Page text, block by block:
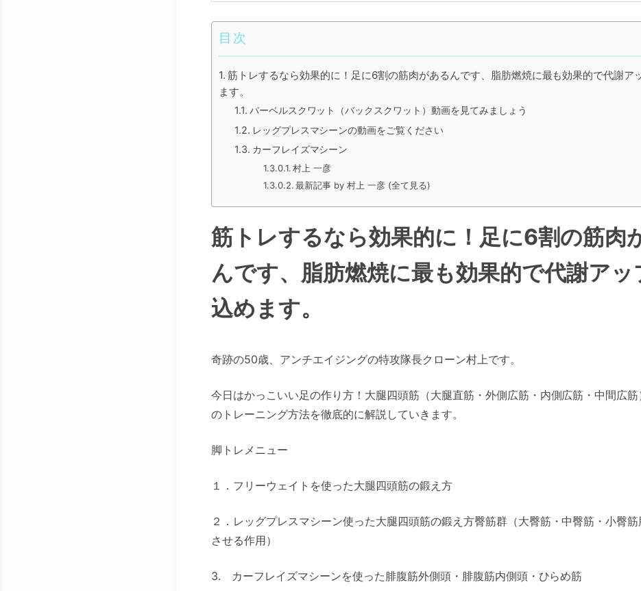
目次
筋トレするなら効果的に！足に6割の筋肉があるんです、脂肪燃焼に最も効果的で代謝ア
ます。
バーベルスクワット（バックスクワット）動画を見てみましょう
レッグプレスマシーンの動画をご覧ください
カーフレイズマシーン
村上 一彦
最新記事 by 村上 一彦 (全て見る)
筋トレするなら効果的に！足に6割の筋肉
んです、脂肪燃焼に最も効果的で代謝アッ
込めます。
奇跡の50歳、アンチエイジングの特攻隊長クローン村上です。
今日はかっこいい足の作り方！大腿四頭筋（大腿直筋・外側広筋・内側広筋・中間広
のトレーニング方法を徹底的に解説していきます。
脚トレメニュー
１．フリーウェイトを使った大腿四頭筋の鍛え方
２．レッグプレスマシーン使った大腿四頭筋の鍛え方臀筋群（大臀筋・中臀筋・小臀
させる作用）
3. カーフレイズマシーンを使った腓腹筋外側頭・腓腹筋内側頭・ひらめ筋